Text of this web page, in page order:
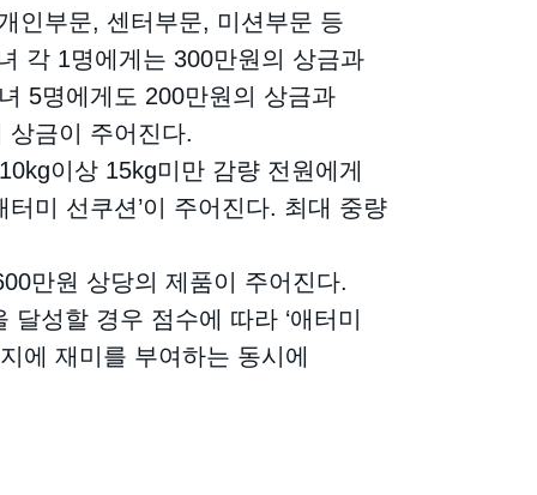
인부문, 센터부문, 미션부문 등
각 1명에게는 300만원의 상금과
5명에게도 200만원의 상금과
상금이 주어진다.
이상 15kg미만 감량 전원에게
미 선쿠션’이 주어진다. 최대 중량
만원 상당의 제품이 주어진다.
성할 경우 점수에 따라 ‘애터미
에 재미를 부여하는 동시에